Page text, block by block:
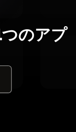
のアプ